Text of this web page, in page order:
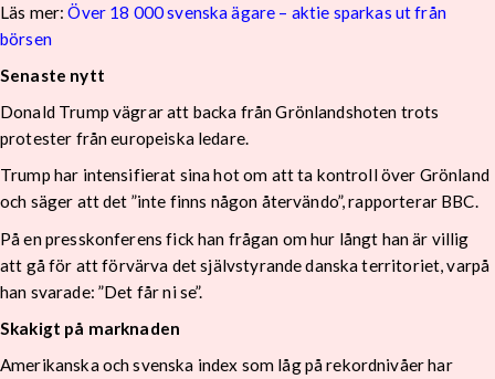
Läs mer:Över 18 000 svenska ägare – aktie sparkas ut från
börsen
Senaste nytt
Donald Trump vägrar att backa från Grönlandshoten trots
protester från europeiska ledare.
Trump har intensifierat sina hot om att ta kontroll över Grönland
och säger att det ”inte finns någon återvändo”, rapporterar BBC.
På en presskonferens fick han frågan om hur långt han är villig
att gå för att förvärva det självstyrande danska territoriet, varpå
han svarade: ”Det får ni se”.
Skakigt på marknaden
Amerikanska och svenska index som låg på rekordnivåer har